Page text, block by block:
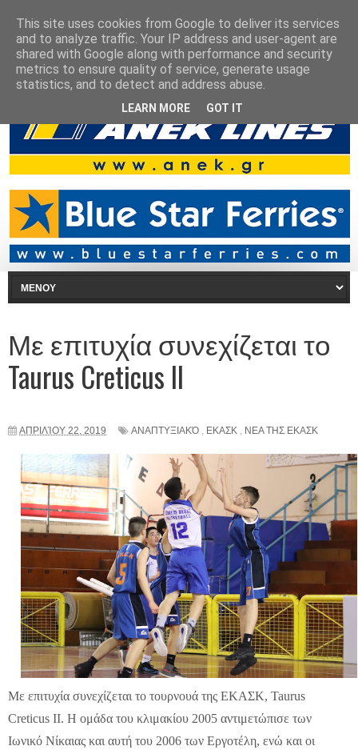
Με επιτυχία συνεχίζεται το
Taurus Creticus II
ΑΠΡΙΛΊΟΥ 22, 2019 ΑΝΑΠΤΥΞΙΑΚΌ , ΕΚΑΣΚ , ΝΕΑ ΤΗΣ ΕΚΑΣΚ
Με επιτυχία συνεχίζεται το τουρνουά της ΕΚΑΣΚ, Taurus
Creticus II. Η ομάδα του κλιμακίου 2005 αντιμετώπισε των
Ιωνικό Νίκαιας και αυτή του 2006 των Εργοτέλη, ενώ και οι
This site uses cookies from Google to deliver its services
and to analyze traffic. Your IP address and user-agent are
shared with Google along with performance and security
metrics to ensure quality of service, generate usage
statistics, and to detect and address abuse.
LEARN MORE GOT IT